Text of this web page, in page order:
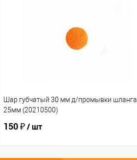
Шар губчатый 30 мм д/промывки шланга
25мм (20210500)
150 ₽/ шт